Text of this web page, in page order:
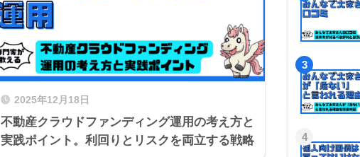
2025年12月18日
不動産クラウドファンディング運用の考え方と
実践ポイント。利回りとリスクを両立する戦略
3
4